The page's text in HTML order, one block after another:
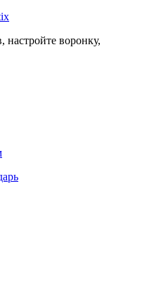
настройте воронку,